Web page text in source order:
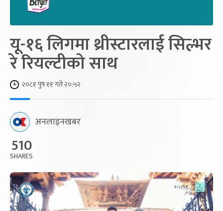
यू-१६ लिगमा थ्रीस्टारलाई सिल्भर
रे रियल्टीको साथ
२०८१ पुष ११ गते २०:५२
अनलाइनखबर
510
SHARES